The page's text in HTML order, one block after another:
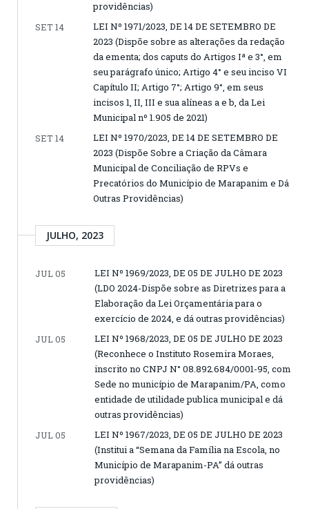
providências)
SET 14
LEI Nº 1971/2023, DE 14 DE SETEMBRO DE
2023 (Dispõe sobre as alterações da redação
da ementa; dos caputs do Artigos Iª e 3°, em
seu parágrafo único; Artigo 4° e seu inciso VI
Capítulo II; Artigo 7°; Artigo 9°, em seus
incisos 1, II, III e sua alíneas a e b, da Lei
Municipal nº 1.905 de 2021)
SET 14
LEI Nº 1970/2023, DE 14 DE SETEMBRO DE
2023 (Dispõe Sobre a Criação da Câmara
Municipal de Conciliação de RPVs e
Precatórios do Município de Marapanim e Dá
Outras Providências)
JULHO, 2023
JUL 05
LEI Nº 1969/2023, DE 05 DE JULHO DE 2023
(LDO 2024-Dispõe sobre as Diretrizes para a
Elaboração da Lei Orçamentária para o
exercício de 2024, e dá outras providências)
JUL 05
LEI Nº 1968/2023, DE 05 DE JULHO DE 2023
(Reconhece o Instituto Rosemira Moraes,
inscrito no CNPJ N° 08.892.684/0001-95, com
Sede no município de Marapanim/PA, como
entidade de utilidade publica municipal e dá
outras providências)
JUL 05
LEI Nº 1967/2023, DE 05 DE JULHO DE 2023
(Institui a “Semana da Família na Escola, no
Município de Marapanim-PA” dá outras
providências)